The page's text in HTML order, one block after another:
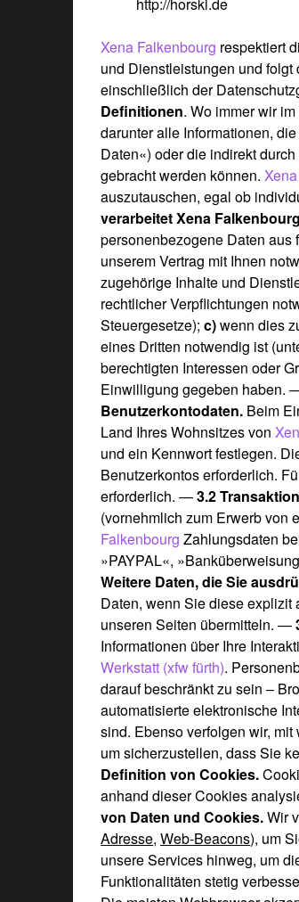
Xena Falkenbourg respektiert
und Dienstleistungen und
einschließlich der
Definitionen. Wo immer wir
darunter alle Informationen,
Daten«) oder die indirekt
gebracht werden können.
auszutauschen, egal ob
verarbeitetXena Falkenbourg
personenbezogene Daten
unserem Vertrag mit Ihnen
zugehörige Inhalte und
rechtlicher Verpflichtungen
Steuergesetze);c)wenn dies
eines Dritten notwendig ist
berechtigten Interessen oder
Einwilligung gegeben haben.
Benutzerkontodaten. Beim
Land Ihres Wohnsitzes von
und ein Kennwort festlegen.
Benutzerkontos erforderlich.
erforderlich. —3.2
(vornehmlich zum Erwerb von
Falkenbourg Zahlungsdaten
»PAYPAL«, »Banküberweisung
Weitere Daten, die Sie
Daten, wenn Sie diese explizit
unseren Seiten übermitteln. —
Informationen über Ihre
Werkstatt (xfw fürth).
darauf beschränkt zu sein –
automatisierte elektronische
sind. Ebenso verfolgen wir,
um sicherzustellen, dass Sie
Definition von Cookies.
anhand dieser Cookies
von Daten und Cookies.Wir
Adresse,Web-Beacons), um
unsere Services hinweg, um
Funktionalitäten stetig